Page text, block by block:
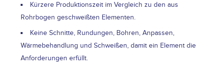
Kürzere Produktionszeit im Vergleich zu den aus
Rohrbogen geschweißten Elementen.
Keine Schnitte, Rundungen, Bohren, Anpassen,
Wärmebehandlung und Schweißen, damit ein Element die
Anforderungen erfüllt.